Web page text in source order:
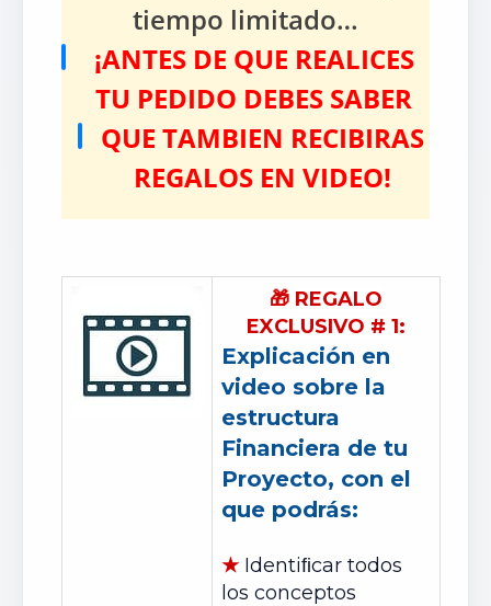
tiempo limitado…
¡ANTES DE QUE REALICES
TU PEDIDO DEBES SABER
QUE TAMBIEN RECIBIRAS
REGALOS EN VIDEO!
🎁 REGALO
EXCLUSIVO # 1:
Explicación en
video sobre la
estructura
Financiera de tu
Proyecto, con el
que podrás:
★ Identiﬁcar todos
los conceptos